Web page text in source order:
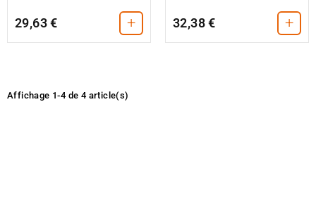
29,63 € + 32,38 € +
Affichage 1-4 de 4 article(s)